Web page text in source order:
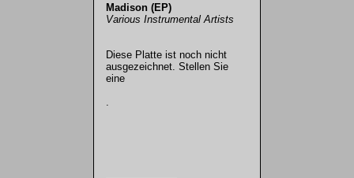
Madison (EP)
Various Instrumental Artists
Diese Platte ist noch nicht
ausgezeichnet. Stellen Sie
eine